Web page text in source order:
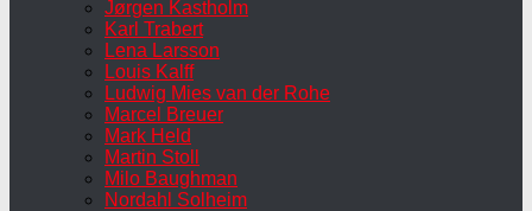
Jørgen Kastholm
Karl Trabert
Lena Larsson
Louis Kalff
Ludwig Mies van der Rohe
Marcel Breuer
Mark Held
Martin Stoll
Milo Baughman
Nordahl Solheim